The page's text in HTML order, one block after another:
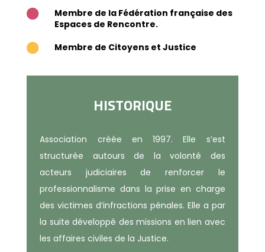

Membre de la Fédération française des
Espaces de Rencontre.
 Membre de Citoyens et Justice
HISTORIQUE
Association créée en 1997. Elle s’est
structurée autours de la volonté des
acteurs judiciaires de renforcer le
professionnalisme dans la prise en charge
des victimes d’infractions pénales. Elle a par
la suite développé des missions en lien avec
les affaires civiles de la Justice.